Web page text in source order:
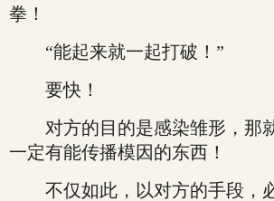
拳！
“能起来就一起打破！”
要快！
对方的目的是感染雏形，那
一定有能传播模因的东西！
不仅如此，以对方的手段，必